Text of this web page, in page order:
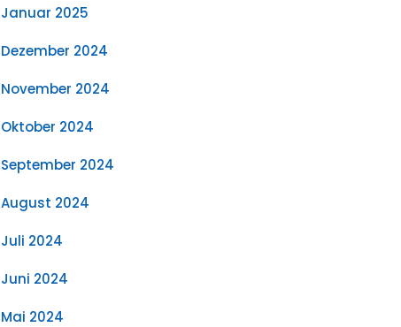
Januar 2025
Dezember 2024
November 2024
Oktober 2024
September 2024
August 2024
Juli 2024
Juni 2024
Mai 2024